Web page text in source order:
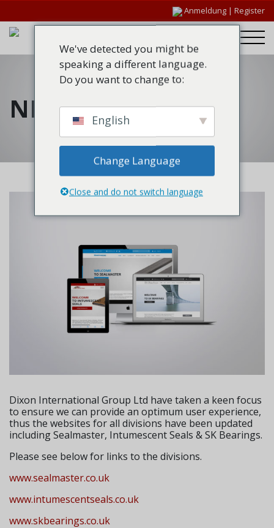
Anmeldung | Register
NEUE WEBSITES
Dixon International Group Ltd have taken a keen focus
to ensure we can provide an optimum user experience,
thus the websites for all divisions have been updated
including Sealmaster, Intumescent Seals & SK Bearings.
Please see below for links to the divisions.
www.sealmaster.co.uk
www.intumescentseals.co.uk
www.skbearings.co.uk
We've detected you might be
speaking a different language.
Do you want to change to:
English
Change Language
Close and do not switch language